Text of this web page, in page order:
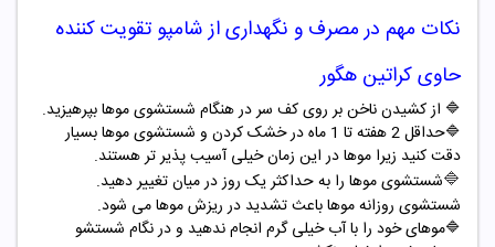
نکات مهم در مصرف و نگهداری از شامپو تقویت کننده
حاوی کراتین هگور
🔷 از کشیدن ناخن بر روی کف سر در هنگام شستشوی موها بپرهیزید.
🔷
حداقل 2 هفته تا 1 ماه در خشک کردن و شستشوی موها بسیار
دقت کنید زیرا موها در این زمان خیلی آسیب پذیر تر هستند.
🔷شستشوی موها را به حداکثر یک روز در میان تغییر دهید.
شستشوی روزانه موها باعث تشدید در ریزش موها می شود.
🔷موهای خود را با آب خیلی گرم انجام ندهید و در نگام شستشو